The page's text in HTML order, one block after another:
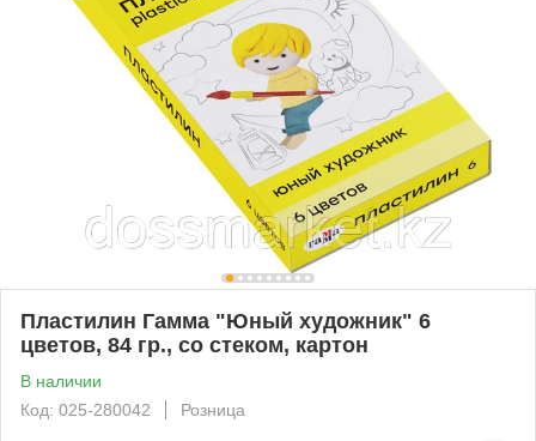
Пластилин Гамма "Юный художник" 6
цветов, 84 гр., со стеком, картон
В наличии
Код: 025-280042
Розница